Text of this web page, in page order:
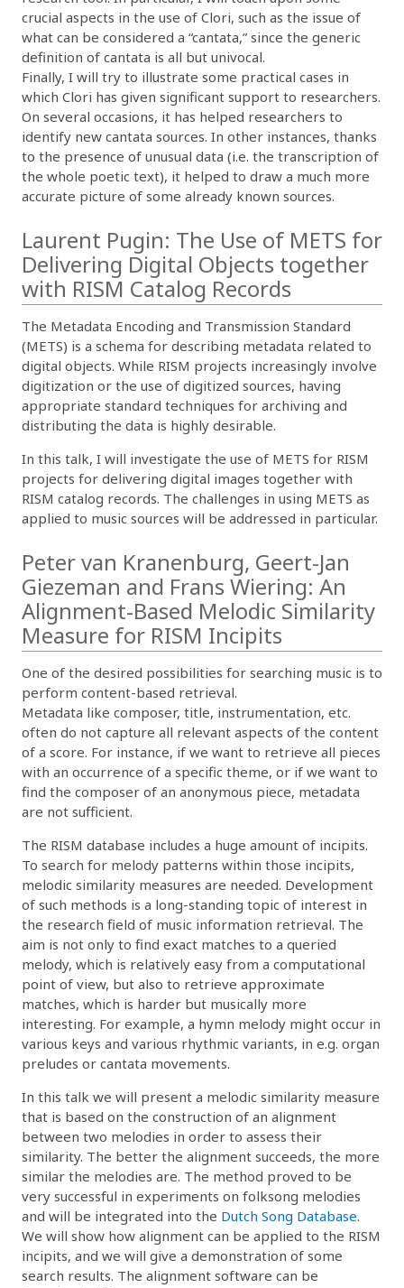
crucial aspects in the use of Clori, such as the issue of
what can be considered a “cantata,” since the generic
definition of cantata is all but univocal.
Finally, I will try to illustrate some practical cases in
which Clori has given significant support to researchers.
On several occasions, it has helped researchers to
identify new cantata sources. In other instances, thanks
to the presence of unusual data (i.e. the transcription of
the whole poetic text), it helped to draw a much more
accurate picture of some already known sources.
Laurent Pugin: The Use of METS for
Delivering Digital Objects together
with RISM Catalog Records
The Metadata Encoding and Transmission Standard
(METS) is a schema for describing metadata related to
digital objects. While RISM projects increasingly involve
digitization or the use of digitized sources, having
appropriate standard techniques for archiving and
distributing the data is highly desirable.
In this talk, I will investigate the use of METS for RISM
projects for delivering digital images together with
RISM catalog records. The challenges in using METS as
applied to music sources will be addressed in particular.
Peter van Kranenburg, Geert-Jan
Giezeman and Frans Wiering: An
Alignment-Based Melodic Similarity
Measure for RISM Incipits
One of the desired possibilities for searching music is to
perform content-based retrieval.
Metadata like composer, title, instrumentation, etc.
often do not capture all relevant aspects of the content
of a score. For instance, if we want to retrieve all pieces
with an occurrence of a specific theme, or if we want to
find the composer of an anonymous piece, metadata
are not sufficient.
The RISM database includes a huge amount of incipits.
To search for melody patterns within those incipits,
melodic similarity measures are needed. Development
of such methods is a long-standing topic of interest in
the research field of music information retrieval. The
aim is not only to find exact matches to a queried
melody, which is relatively easy from a computational
point of view, but also to retrieve approximate
matches, which is harder but musically more
interesting. For example, a hymn melody might occur in
various keys and various rhythmic variants, in e.g. organ
preludes or cantata movements.
In this talk we will present a melodic similarity measure
that is based on the construction of an alignment
between two melodies in order to assess their
similarity. The better the alignment succeeds, the more
similar the melodies are. The method proved to be
very successful in experiments on folksong melodies
and will be integrated into the Dutch Song Database.
We will show how alignment can be applied to the RISM
incipits, and we will give a demonstration of some
search results. The alignment software can be